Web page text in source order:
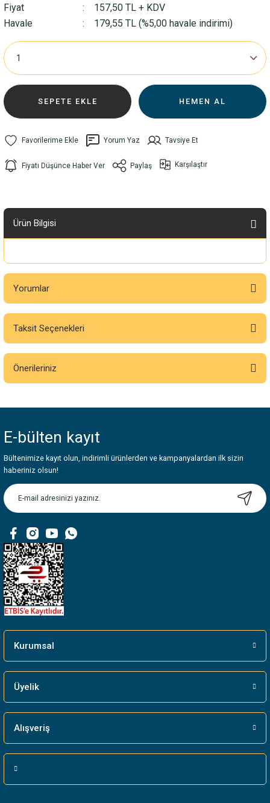
Fiyat
157,50 TL + KDV
Havale
179,55 TL (%5,00 havale indirimi)
SEPETE EKLE HEMEN AL
Yorum Yaz Tavsiye Et
Fiyatı Düşünce Haber Ver Paylaş Karşılaştır
Ürün Bilgisi
Yorumlar
Bu ürüne ilk yorumu siz yapın!
Taksit Seçenekleri
Önerileriniz
Görüş ve önerileriniz için teşekkür ederiz.
Ürün resmi kalitesiz, bozuk veya görüntülenemiyor.
Ürün açıklamasında eksik bilgiler bulunuyor.
Ürün bilgilerinde hatalar bulunuyor.
Bu ürüne benzer farklı alternatifler olmalı.
E-bülten kayıt
Bültenimize kayıt olun, indirimli ürünlerden ve kampanyalardan ilk sizin
haberiniz olsun!
Kurumsal
Üyelik
Alışveriş